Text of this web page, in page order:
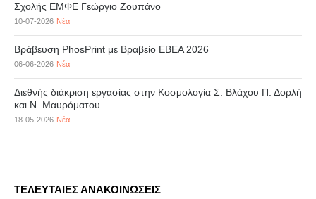
Σχολής ΕΜΦΕ Γεώργιο Ζουπάνο
10-07-2026 Νέα
Βράβευση PhosPrint με Βραβείο ΕΒΕΑ 2026
06-06-2026 Νέα
Διεθνής διάκριση εργασίας στην Κοσμολογία Σ. Βλάχου Π. Δορλή
και Ν. Μαυρόματου
18-05-2026 Νέα
ΤΕΛΕΥΤΑΙΕΣ ΑΝΑΚΟΙΝΩΣΕΙΣ